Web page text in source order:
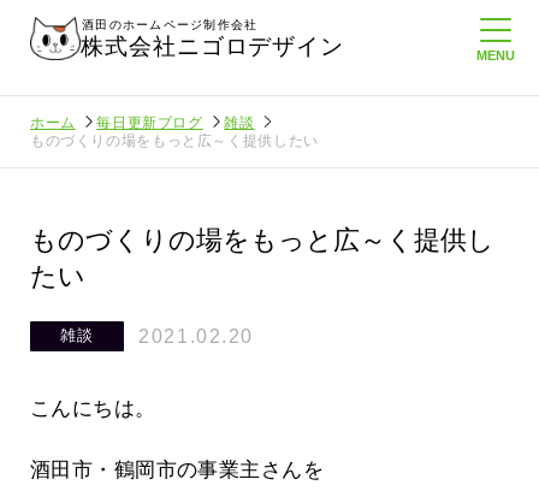
酒田のホームページ制作会社
株式会社ニゴロデザイン
ホーム 毎日更新ブログ
雑談
ものづくりの場をもっと広～く提供したい
ものづくりの場をもっと広～く提供し
たい
雑談 2021.02.20
こんにちは。
酒田市・鶴岡市の事業主さんを